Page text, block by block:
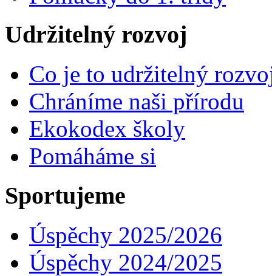
Udržitelný rozvoj
Co je to udržitelný
Chráníme naši přírodu
Ekokodex školy
Pomáháme si
Sportujeme
Úspěchy 2025/2026
Úspěchy 2024/2025